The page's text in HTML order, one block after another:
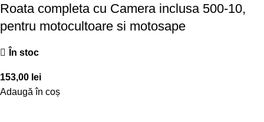
Roata completa cu Camera inclusa 500-10,
pentru motocultoare si motosape
În stoc
153,00 lei
Adaugă în coș